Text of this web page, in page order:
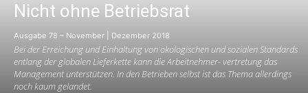
Nicht ohne Betriebsrat
Ausgabe 78 – November | Dezember 2018
Bei der Erreichung und Einhaltung von ökologischen und sozialen Standards
entlang der globalen Lieferkette kann die Arbeitnehmer- vertretung das
Management unterstützen. In den Betrieben selbst ist das Thema allerdings
noch kaum gelandet.